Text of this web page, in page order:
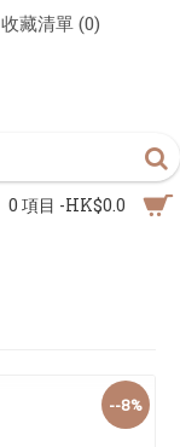
收藏清單 (0)
0 項目 -HK$0.0
--8%